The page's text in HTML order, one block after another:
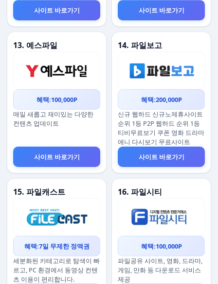
사이트 바로가기
사이트 바로가기
13. 예스파일
혜택:100,000P
매일 새롭고 재미있는 다양한
컨텐츠 업데이트
사이트 바로가기
14. 파일보고
혜택:200,000P
신규 웹하드 신규노제휴사이트
순위 1등 P2P 웹하드 순위 1등
티비무료보기 쿠폰 영화 드라마
애니 다시보기 무료사이트
사이트 바로가기
15. 파일캐스트
혜택:7일 무제한 정액권
세분화된 카테고리로 탐색이 빠
르고, PC 환경에서 동영상 컨텐
츠 이용이 편리합니다.
16. 파일시티
혜택:100,000P
파일공유 사이트, 영화, 드라마,
게임, 만화 등 다운로드 서비스
제공